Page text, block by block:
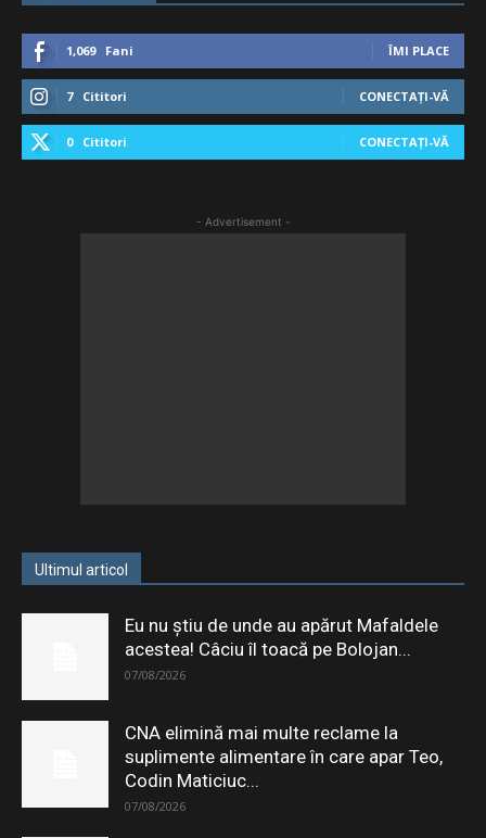
1,069 Fani ÎMI PLACE
7 Cititori CONECTAȚI-VĂ
0 Cititori CONECTAȚI-VĂ
- Advertisement -
Ultimul articol
Eu nu știu de unde au apărut Mafaldele
acestea! Câciu îl toacă pe Bolojan...
07/08/2026
CNA elimină mai multe reclame la
suplimente alimentare în care apar Teo,
Codin Maticiuc...
07/08/2026